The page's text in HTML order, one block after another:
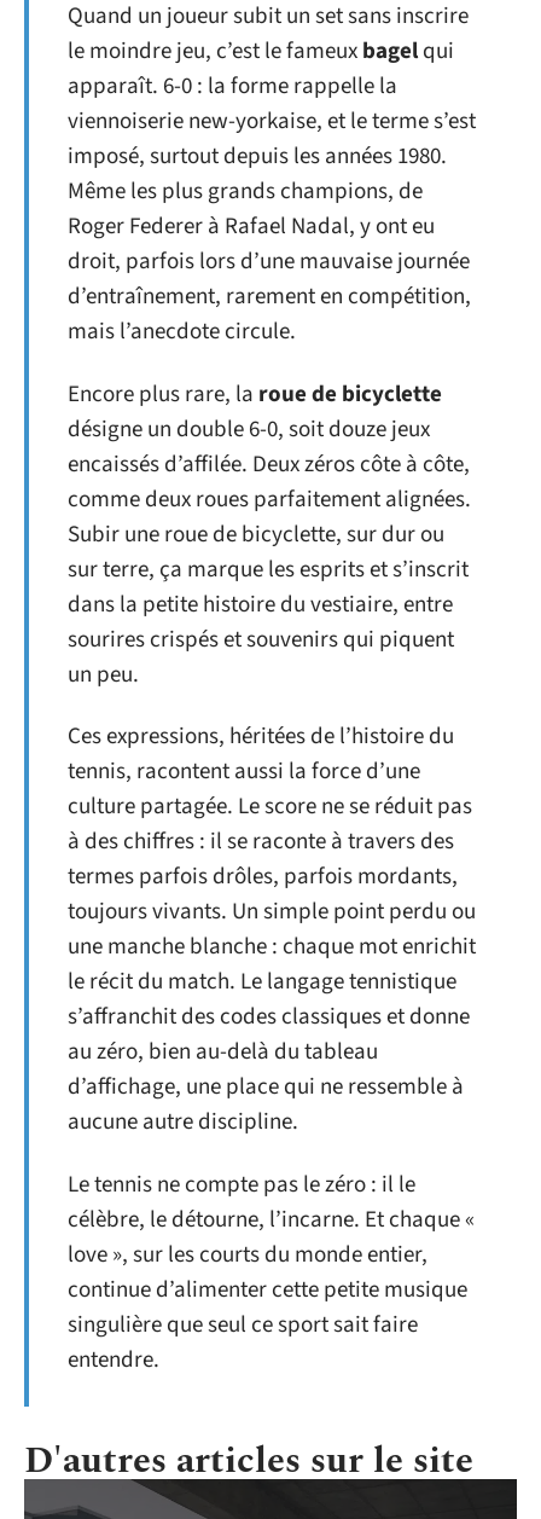
Quand un joueur subit un set sans inscrire
le moindre jeu, c’est le fameuxbagelqui
apparaît. 6-0 : la forme rappelle la
viennoiserie new-yorkaise, et le terme s’est
imposé, surtout depuis les années 1980.
Même les plus grands champions, de
Roger Federer à Rafael Nadal, y ont eu
droit, parfois lors d’une mauvaise journée
d’entraînement, rarement en compétition,
mais l’anecdote circule.
Encore plus rare, la roue de bicyclette
désigne un double 6-0, soit douze jeux
encaissés d’affilée. Deux zéros côte à côte,
comme deux roues parfaitement alignées.
Subir une roue de bicyclette, sur dur ou
sur terre, ça marque les esprits et s’inscrit
dans la petite histoire du vestiaire, entre
sourires crispés et souvenirs qui piquent
un peu.
Ces expressions, héritées de l’histoire du
tennis, racontent aussi la force d’une
culture partagée. Le score ne se réduit pas
à des chiffres : il se raconte à travers des
termes parfois drôles, parfois mordants,
toujours vivants. Un simple point perdu ou
une manche blanche : chaque mot enrichit
le récit du match. Le langage tennistique
s’affranchit des codes classiques et donne
au zéro, bien au-delà du tableau
d’affichage, une place qui ne ressemble à
aucune autre discipline.
Le tennis ne compte pas le zéro : il le
célèbre, le détourne, l’incarne. Et chaque «
love », sur les courts du monde entier,
continue d’alimenter cette petite musique
singulière que seul ce sport sait faire
entendre.
D'autres articles sur le site